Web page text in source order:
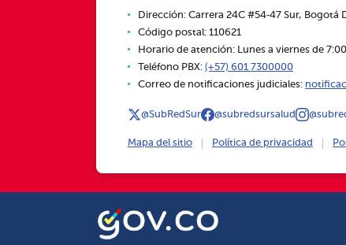
Dirección: Carrera 24C #54‑47 Sur, Bogotá
Código postal: 110621
Horario de atención: Lunes a viernes de
Teléfono PBX: (+57) 601 7300000
Correo de notificaciones judiciales:
@SubRedSur @subredsursalud
Mapa del sitio Política de privacidad